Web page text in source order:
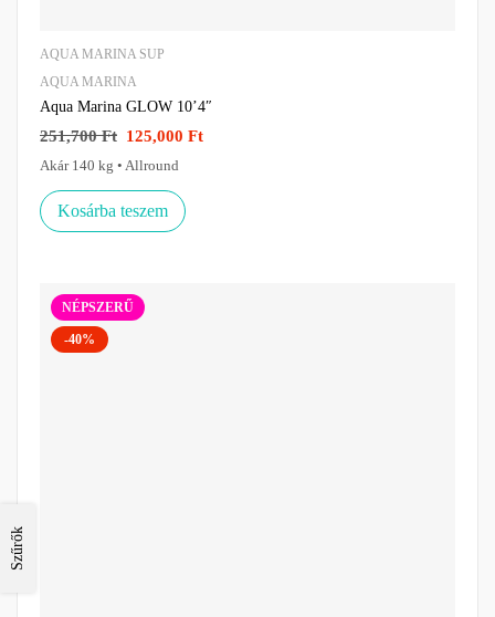
Szűrők
AQUA MARINA SUP
AQUA MARINA
Aqua Marina GLOW 10’4″
251,700Ft 125,000 Ft
Akár 140 kg • Allround
Kosárba teszem
NÉPSZERŰ
-40%